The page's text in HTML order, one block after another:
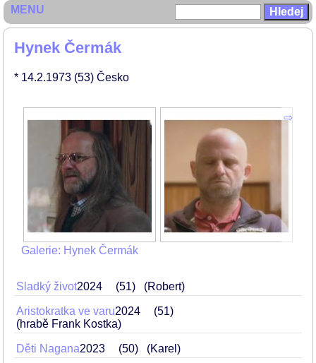
Hynek Čermák
* 14.2.1973 (53) Česko
Galerie: Hynek Čermák
Sladký život2024 51 (Robert)
Aristokratka ve varu2024
51
(hrabě Frank Kostka)
Děti Nagana2023 50 (Karel)
MENU